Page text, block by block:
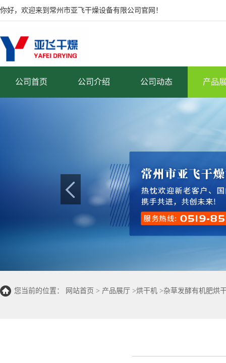
你好，欢迎来到常州市亚飞干燥设备有限公司官网！
公司首页 公司介绍 公司动态 产品
您当前的位置： 网站首页 > 产品展厅 >烘干机 >杂草发酵有机肥烘